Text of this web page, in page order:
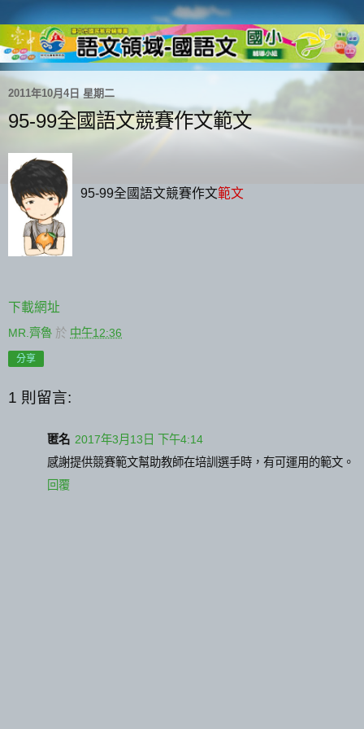
2011年10月4日 星期二
95-99全國語文競賽作文範文
95-99全國語文競賽作文範文
下載網址
MR.齊魯 於 中午12:36
分享
1 則留言:
匿名 2017年3月13日 下午4:14
感謝提供競賽範文幫助教師在培訓選手時，有可運用的範文。
回覆